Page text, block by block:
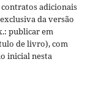
adicionais
da versão
publicar em
de livro), com
inicial nesta